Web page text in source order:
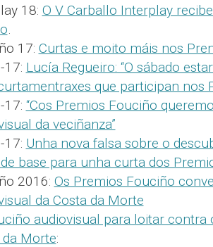
18: O V Carballo Interplay
.
17: Curtas e moito máis nos
17: Lucía Regueiro: “O sábado
que participan nos
17: “Cos Premios Fouciño
da veciñanza”
17: Unha nova falsa sobre o
base para unha curta dos
2016: Os Premios Fouciño
da Costa da Morte
audiovisual para loitar
da Morte: